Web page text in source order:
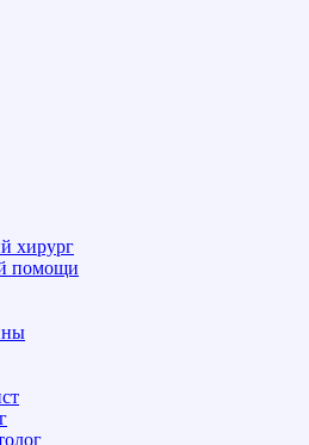
хирург
помощи